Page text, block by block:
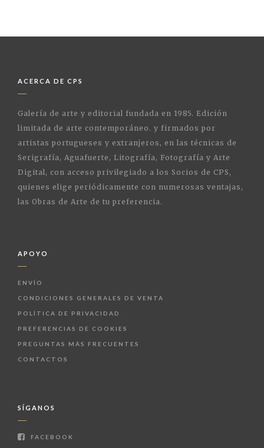
ACERCA DE CPS
Galería de arte y editorial fundada en 1985. Edición
limitada de arte contemporáneo. y firmados por
artistas portugueses y extranjeros, en las técnicas de
Serigrafía, Aguafuerte, Litografía, Fotografía y Arte
Digital, con acceso privilegiado a los Socios de CPS,
quienes elige periódicamente con numerosas ventajas,
las Obras de Arte de tu preferencia.
APOYO
ENVÍO
CONDICIONES GENERALES DE VENTA
POLÍTICA DE PRIVACIDAD
PREFERENCIAS DE COOKIES
PREGUNTAS MÁS FRECUENTES
CONTACTOS
SÍGANOS
FACEBOOK